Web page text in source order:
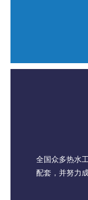
全国众多热水
配套，并努力